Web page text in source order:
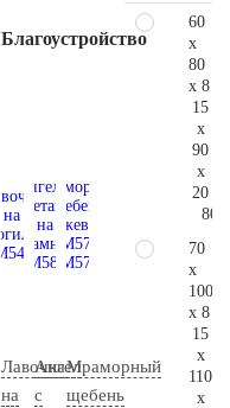
Благоустройство
Лавочка
на
Ангел
с
Мраморный
щебень
60
x
80
x 8
15
x
90
x
20
70
x
100
x 8
15
x
110
x